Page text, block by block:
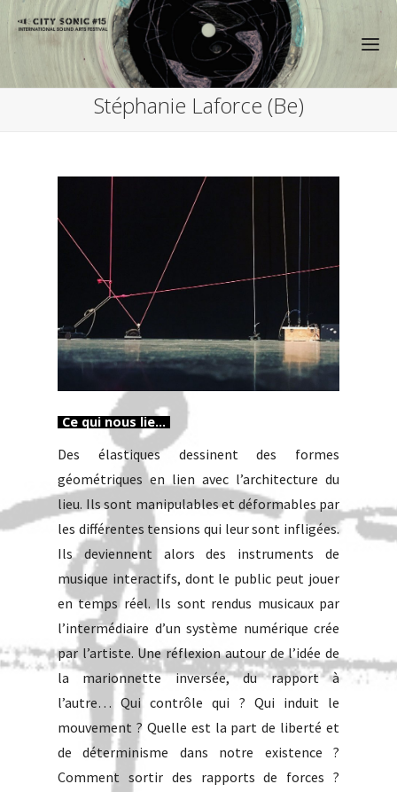
Stéphanie Laforce (Be)
Ce qui nous lie...
Des élastiques dessinent des formes
géométriques en lien avec l’architecture du
lieu. Ils sont manipulables et déformables par
les différentes tensions qui leur sont infligées.
Ils deviennent alors des instruments de
musique interactifs, dont le public peut jouer
en temps réel. Ils sont rendus musicaux par
l’intermédiaire d’un système numérique crée
par l’artiste. Une réflexion autour de l’idée de
la marionnette inversée, du rapport à
l’autre… Qui contrôle qui ? Qui induit le
mouvement ? Quelle est la part de liberté et
de déterminisme dans notre existence ?
Comment sortir des rapports de forces ?